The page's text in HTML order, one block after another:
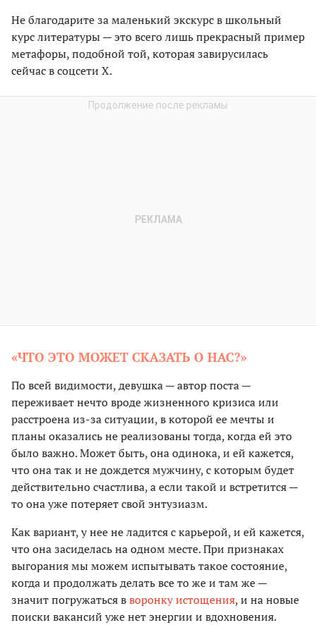
Не благодарите за маленький экскурс в школьный
курс литературы — это всего лишь прекрасный пример
метафоры, подобной той, которая завирусилась
сейчас в соцсети X.
«ЧТО ЭТО МОЖЕТ СКАЗАТЬ О НАС?»
По всей видимости, девушка — автор поста —
переживает нечто вроде жизненного кризиса или
расстроена из-за ситуации, в которой ее мечты и
планы оказались не реализованы тогда, когда ей это
было важно. Может быть, она одинока, и ей кажется,
что она так и не дождется мужчину, с которым будет
действительно счастлива, а если такой и встретится —
то она уже потеряет свой энтузиазм.
Как вариант, у нее не ладится с карьерой, и ей кажется,
что она засиделась на одном месте. При признаках
выгорания мы можем испытывать такое состояние,
когда и продолжать делать все то же и там же —
значит погружаться вворонку истощения, и на новые
поиски вакансий уже нет энергии и вдохновения.